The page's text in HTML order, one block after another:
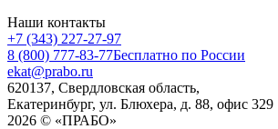
Наши контакты
+7 (343) 227-27-97
8 (800) 777-83-77Бесплатно по России
ekat@prabo.ru
620137, Свердловская область,
Екатеринбург, ул. Блюхера, д. 88, офис 329
2026 © «ПРАБО»